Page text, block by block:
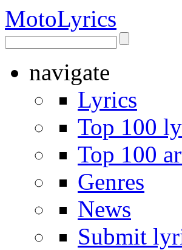
MotoLyrics
navigate
Lyrics
Top 100
Top 100
Genres
News
Submit